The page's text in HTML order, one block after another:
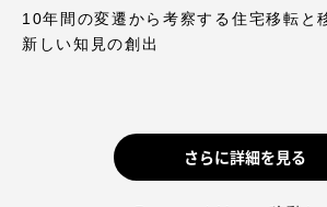
10年間の変遷から考察する住宅移転と
新しい知見の創出
さらに詳細を見る